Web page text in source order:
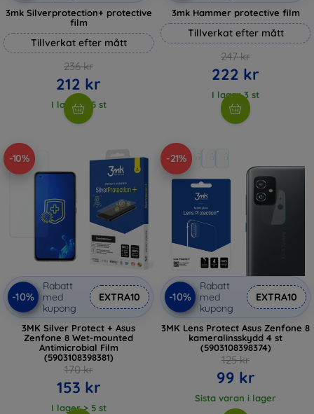
3mk Silverprotection+ protective
film
Tillverkat efter mått
236 kr
212 kr
I lager > 5 st
3mk Hammer protective film
Tillverkat efter mått
247 kr
222 kr
I lager 3 st
-10%
-10%
Rabatt
med
kupong
EXTRA10
3MK Silver Protect + Asus
Zenfone 8 Wet-mounted
Antimicrobial Film
(5903108398381)
170 kr
153 kr
I lager > 5 st
-21%
-10%
Rabatt
med
kupong
EXTRA10
3MK Lens Protect Asus Zenfone 8
kameralinsskydd 4 st
(5903108398374)
125 kr
99 kr
Sista varan i lager